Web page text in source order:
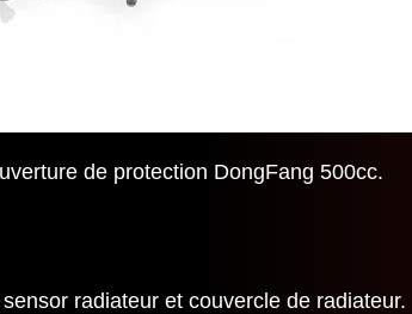
de protection DongFang 500cc.
radiateur et couvercle de radiateur.